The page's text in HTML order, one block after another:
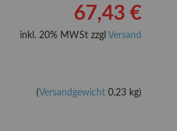
67,43 €
inkl. 20% MWSt zzgl Versand
(Versandgewicht 0.23 kg)